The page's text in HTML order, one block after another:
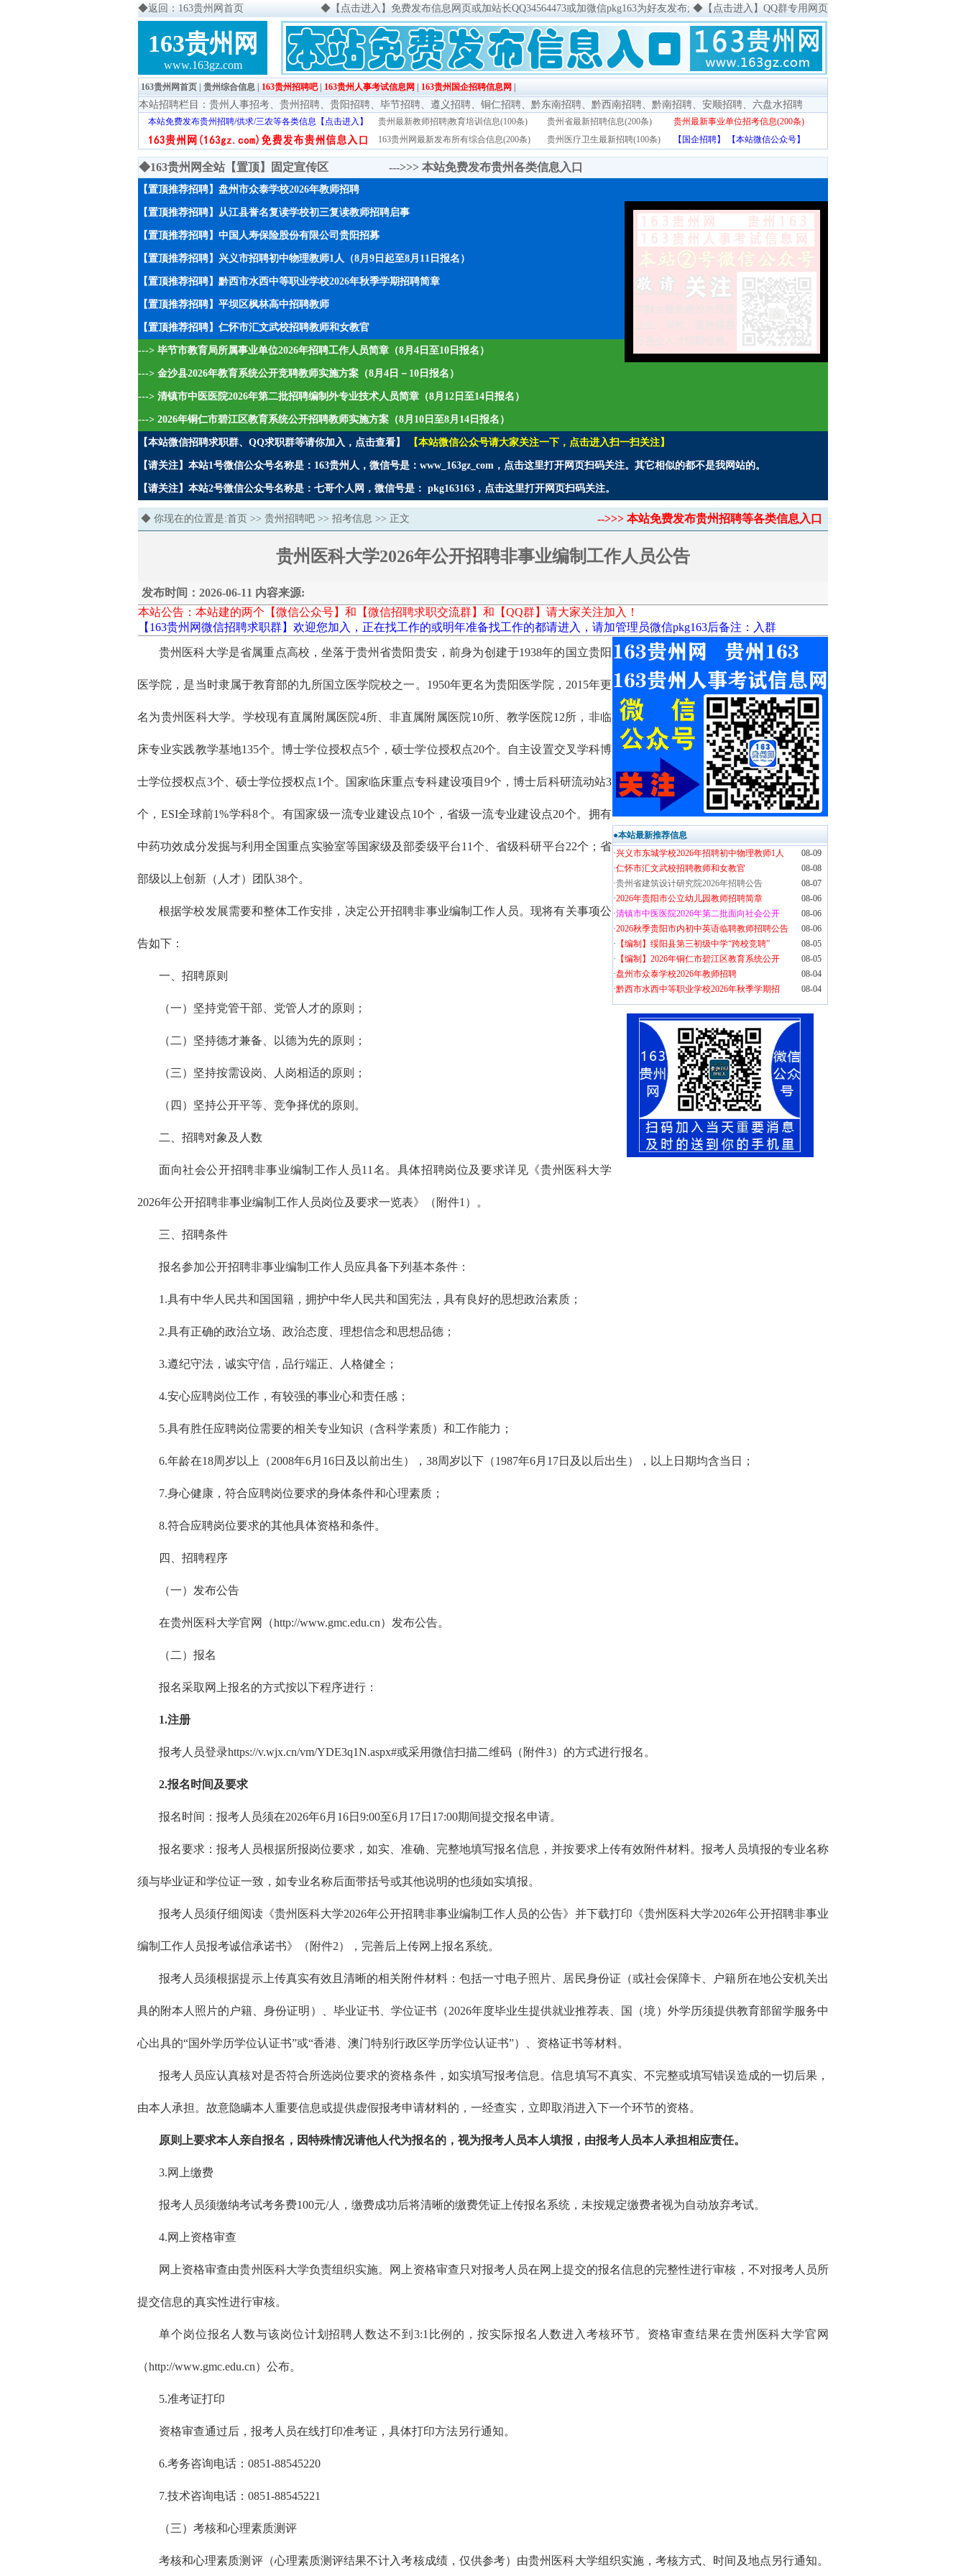
◆返回：163贵州网首页 ◆ 【点击进入】免费发布信息网页或加站长QQ34564473或加微信pkg163为好友发布; ◆ 【点击进入】QQ群专用网页
163贵州网
www.163gz.com
163贵州网首页 贵州综合信息 163贵州招聘吧| 163贵州人事考试信息网 163贵州国企招聘信息网
本站招聘栏目： 贵州人事招考、 贵州招聘、 贵阳招聘、 毕节招聘、 遵义招聘、 铜仁招聘、 黔东南招聘、 黔西南招聘、 黔南招聘、 安顺招聘、 六盘水招聘
本站免费发布贵州招聘/供求/三农等各类信息【点击进入】 贵州最新教师招聘|教育培训信息(100条) 贵州省最新招聘信息(200条)
贵州最新事业单位招考信息(200条)
163贵州网最新发布所有综合信息(200条)
贵州医疗卫生最新招聘(100条) 【国企招聘】 【本站微信公众号】
◆163贵州网全站【置顶】固定宣传区 --->>> 本站免费发布贵州各类信息入口
【置顶推荐招聘】盘州市众泰学校2026年教师招聘
【置顶推荐招聘】从江县誉名复读学校初三复读教师招聘启事
【置顶推荐招聘】中国人寿保险股份有限公司贵阳招募
【置顶推荐招聘】兴义市招聘初中物理教师1人（8月9日起至8月11日报名）
【置顶推荐招聘】黔西市水西中等职业学校2026年秋季学期招聘简章
【置顶推荐招聘】平坝区枫林高中招聘教师
【置顶推荐招聘】仁怀市汇文武校招聘教师和女教官
---> 毕节市教育局所属事业单位2026年招聘工作人员简章（8月4日至10日报名）
---> 金沙县2026年教育系统公开竞聘教师实施方案（8月4日－10日报名）
---> 清镇市中医医院2026年第二批招聘编制外专业技术人员简章（8月12日至14日报名）
---> 2026年铜仁市碧江区教育系统公开招聘教师实施方案（8月10日至8月14日报名）
【本站微信招聘求职群、QQ求职群等请你加入，点击查看】 【本站微信公众号请大家关注一下，点击进入扫一扫关注】
【请关注】本站1号微信公众号名称是：163贵州人，微信号是：www_163gz_com，点击这里打开网页扫码关注。其它相似的都不是我网站的。
【请关注】本站2号微信公众号名称是：七哥个人网，微信号是： pkg163163，点击这里打开网页扫码关注。
◆ 你现在的位置是:首页 >> 贵州招聘吧 >> 招考信息 >> 正文 -->>> 本站免费发布贵州招聘等各类信息入口
贵州医科大学2026年公开招聘非事业编制工作人员公告
发布时间：2026-06-11 内容来源:
本站公告：本站建的两个【微信公众号】和【微信招聘求职交流群】和【QQ群】请大家关注加入！
【163贵州网微信招聘求职群】欢迎您加入，正在找工作的或明年准备找工作的都请进入，请加管理员微信pkg163后备注：入群
●本站最新推荐信息
·兴义市东城学校2026年招聘初中物理教师1人
08-09
·仁怀市汇文武校招聘教师和女教官
08-08
·贵州省建筑设计研究院2026年招聘公告
08-07
·2026年贵阳市公立幼儿园教师招聘简章
08-06
·清镇市中医医院2026年第二批面向社会公开
08-06
·2026秋季贵阳市内初中英语临聘教师招聘公告
08-06
· 【编制】绥阳县第三初级中学“跨校竞聘”
08-05
· 【编制】2026年铜仁市碧江区教育系统公开
08-05
·盘州市众泰学校2026年教师招聘
08-04
·黔西市水西中等职业学校2026年秋季学期招 08-04
贵州医科大学是省属重点高校，坐落于贵州省贵阳贵安，前身为创建于1938年的国立贵阳
医学院，是当时隶属于教育部的九所国立医学院校之一。1950年更名为贵阳医学院，2015年更
名为贵州医科大学。学校现有直属附属医院4所、非直属附属医院10所、教学医院12所，非临
床专业实践教学基地135个。博士学位授权点5个，硕士学位授权点20个。自主设置交叉学科博
士学位授权点3个、硕士学位授权点1个。国家临床重点专科建设项目9个，博士后科研流动站3
个，ESI全球前1%学科8个。有国家级一流专业建设点10个，省级一流专业建设点20个。拥有
中药功效成分发掘与利用全国重点实验室等国家级及部委级平台11个、省级科研平台22个；省
部级以上创新（人才）团队38个。
根据学校发展需要和整体工作安排，决定公开招聘非事业编制工作人员。现将有关事项公
告如下：
一、招聘原则
（一）坚持党管干部、党管人才的原则；
（二）坚持德才兼备、以德为先的原则；
（三）坚持按需设岗、人岗相适的原则；
（四）坚持公开平等、竞争择优的原则。
二、招聘对象及人数
面向社会公开招聘非事业编制工作人员11名。具体招聘岗位及要求详见《贵州医科大学
2026年公开招聘非事业编制工作人员岗位及要求一览表》（附件1）。
三、招聘条件
报名参加公开招聘非事业编制工作人员应具备下列基本条件：
1.具有中华人民共和国国籍，拥护中华人民共和国宪法，具有良好的思想政治素质；
2.具有正确的政治立场、政治态度、理想信念和思想品德；
3.遵纪守法，诚实守信，品行端正、人格健全；
4.安心应聘岗位工作，有较强的事业心和责任感；
5.具有胜任应聘岗位需要的相关专业知识（含科学素质）和工作能力；
6.年龄在18周岁以上（2008年6月16日及以前出生），38周岁以下（1987年6月17日及以后出生），以上日期均含当日；
7.身心健康，符合应聘岗位要求的身体条件和心理素质；
8.符合应聘岗位要求的其他具体资格和条件。
四、招聘程序
（一）发布公告
在贵州医科大学官网（http://www.gmc.edu.cn）发布公告。
（二）报名
报名采取网上报名的方式按以下程序进行：
1.注册
报考人员登录https://v.wjx.cn/vm/YDE3q1N.aspx#或采用微信扫描二维码（附件3）的方式进行报名。
2.报名时间及要求
报名时间：报考人员须在2026年6月16日9:00至6月17日17:00期间提交报名申请。
报名要求：报考人员根据所报岗位要求，如实、准确、完整地填写报名信息，并按要求上传有效附件材料。报考人员填报的专业名称
须与毕业证和学位证一致，如专业名称后面带括号或其他说明的也须如实填报。
报考人员须仔细阅读《贵州医科大学2026年公开招聘非事业编制工作人员的公告》并下载打印《贵州医科大学2026年公开招聘非事业
编制工作人员报考诚信承诺书》（附件2），完善后上传网上报名系统。
报考人员须根据提示上传真实有效且清晰的相关附件材料：包括一寸电子照片、居民身份证（或社会保障卡、户籍所在地公安机关出
具的附本人照片的户籍、身份证明）、毕业证书、学位证书（2026年度毕业生提供就业推荐表、国（境）外学历须提供教育部留学服务中
心出具的“国外学历学位认证书”或“香港、澳门特别行政区学历学位认证书”）、资格证书等材料。
报考人员应认真核对是否符合所选岗位要求的资格条件，如实填写报考信息。信息填写不真实、不完整或填写错误造成的一切后果，
由本人承担。故意隐瞒本人重要信息或提供虚假报考申请材料的，一经查实，立即取消进入下一个环节的资格。
原则上要求本人亲自报名，因特殊情况请他人代为报名的，视为报考人员本人填报，由报考人员本人承担相应责任。
3.网上缴费
报考人员须缴纳考试考务费100元/人，缴费成功后将清晰的缴费凭证上传报名系统，未按规定缴费者视为自动放弃考试。
4.网上资格审查
网上资格审查由贵州医科大学负责组织实施。网上资格审查只对报考人员在网上提交的报名信息的完整性进行审核，不对报考人员所
提交信息的真实性进行审核。
单个岗位报名人数与该岗位计划招聘人数达不到3:1比例的，按实际报名人数进入考核环节。资格审查结果在贵州医科大学官网
（http://www.gmc.edu.cn）公布。
5.准考证打印
资格审查通过后，报考人员在线打印准考证，具体打印方法另行通知。
6.考务咨询电话：0851-88545220
7.技术咨询电话：0851-88545221
（三）考核和心理素质测评
考核和心理素质测评（心理素质测评结果不计入考核成绩，仅供参考）由贵州医科大学组织实施，考核方式、时间及地点另行通知。